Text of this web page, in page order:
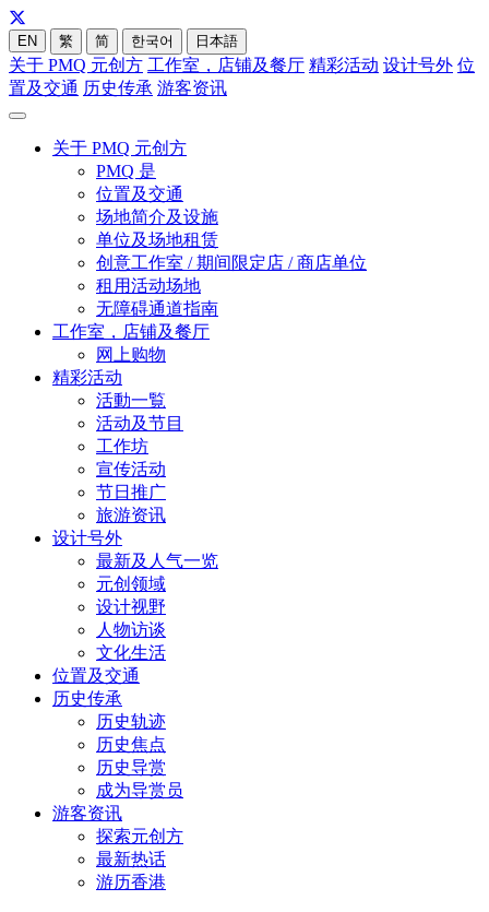
EN 繁 简 한국어 日本語
关于 PMQ 元创方 工作室，店铺及餐厅 精彩活动 设计号外 位
置及交通 历史传承 游客资讯
关于 PMQ 元创方
PMQ 是
位置及交通
场地简介及设施
单位及场地租赁
创意工作室 / 期间限定店 / 商店单位
租用活动场地
无障碍通道指南
工作室，店铺及餐厅
网上购物
精彩活动
活動一覧
活动及节目
工作坊
宣传活动
节日推广
旅游资讯
设计号外
最新及人气一览
元创领域
设计视野
人物访谈
文化生活
位置及交通
历史传承
历史轨迹
历史焦点
历史导赏
成为导赏员
游客资讯
探索元创方
最新热话
游历香港